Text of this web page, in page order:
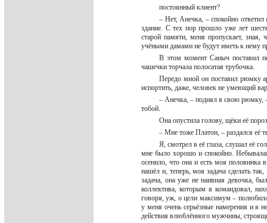
постоянный клиент?
– Нет, Анечка, – спокойно ответил
здание. С тех пор прошло уже лет
старой памяти, меня пропускает,
учёными дамами не будут иметь к нему
В этом момент Саныч поставил
чашечки торчала полосатая трубочка.
Передо мной он поставил рюмку
испортить, даже, человек не умеющий
– Анечка, – поднял я свою рюмку, –
тобой.
Она опустила голову, щёки её
– Мне тоже Платон, – раздался её
Я, смотрел в её глаза, слушал её
мне было хорошо и спокойно.
осенило, что она и есть моя
нашёл и, теперь, моя задача сделать
задача, она уже не наивная девочка,
коллектива, которым я командовал,
говоря, уж, о цели максимум –
у меня очень серьёзные намерения и я
действия влюблённого мужчины,